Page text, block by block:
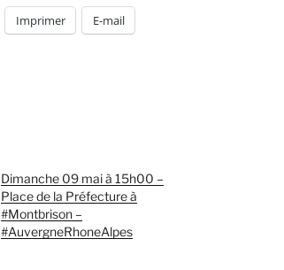
Imprimer E-mail
Dimanche 09 mai à 15h00 –
Place de la Préfecture à
#Montbrison –
#AuvergneRhoneAlpes